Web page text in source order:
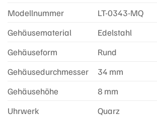
Modellnummer
LT-0343-MQ
Gehäusematerial
Edelstahl
Gehäuseform
Rund
Gehäusedurchmesser
34 mm
Gehäusehöhe
8 mm
Uhrwerk
Quarz